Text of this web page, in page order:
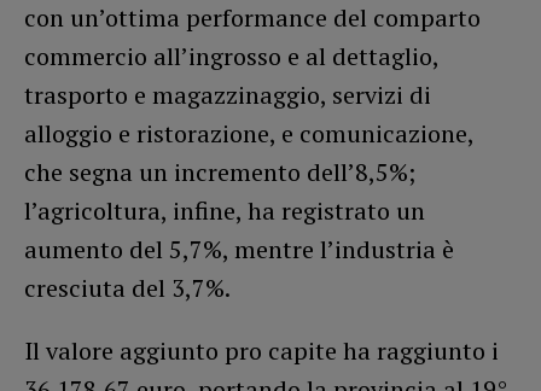
con un’ottima performance del comparto
commercio all’ingrosso e al dettaglio,
trasporto e magazzinaggio, servizi di
alloggio e ristorazione, e comunicazione,
che segna un incremento dell’8,5%;
l’agricoltura, infine, ha registrato un
aumento del 5,7%, mentre l’industria è
cresciuta del 3,7%.
Il valore aggiunto pro capite ha raggiunto i